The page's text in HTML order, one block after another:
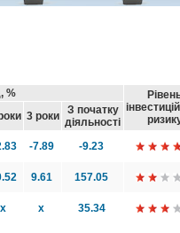
%
3 роки
З початку
діяльності
-7.89 -9.23
9.61 157.05
x x 35.34